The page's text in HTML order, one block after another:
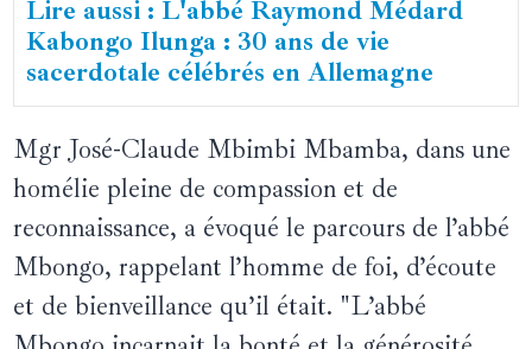
Lire aussi : L'abbé Raymond Médard
Kabongo Ilunga : 30 ans de vie
sacerdotale célébrés en Allemagne
Mgr José-Claude Mbimbi Mbamba, dans une
homélie pleine de compassion et de
reconnaissance, a évoqué le parcours de l’abbé
Mbongo, rappelant l’homme de foi, d’écoute
et de bienveillance qu’il était. "L’abbé